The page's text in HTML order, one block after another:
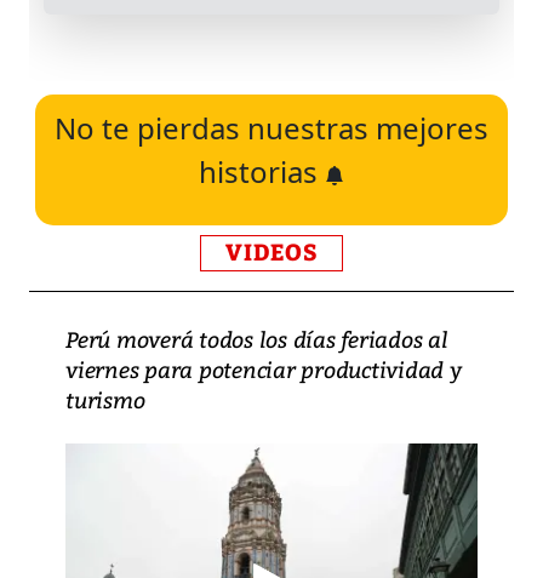
No te pierdas nuestras mejores
historias
VIDEOS
Perú moverá todos los días feriados al
viernes para potenciar productividad y
turismo